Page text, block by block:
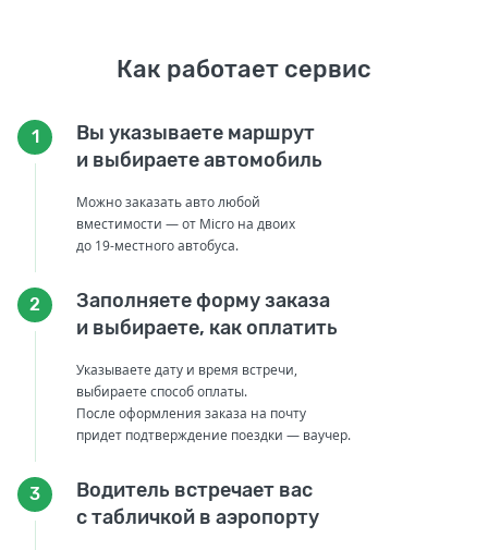
Как работает сервис
1
Вы указываете маршрут
и выбираете автомобиль
Можно заказать авто любой
вместимости — от Micro на двоих
до 19-местного автобуса.
2
Заполняете форму заказа
и выбираете, как оплатить
Указываете дату и время встречи,
выбираете способ оплаты.
После оформления заказа на почту
придет подтверждение поездки — ваучер.
3
Водитель встречает вас
с табличкой в аэропорту